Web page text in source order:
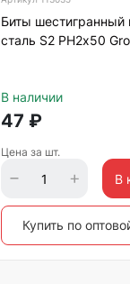
Биты шестигранный
сталь S2 PH2х50
В наличии
47 ₽
Цена за шт.
В
Купить по